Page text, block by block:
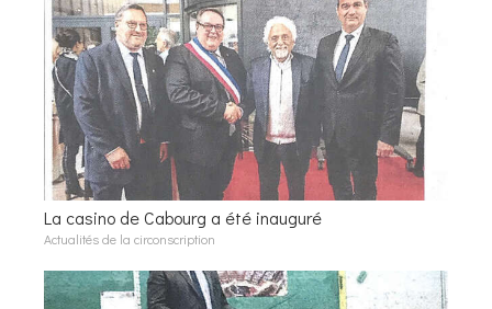
La casino de Cabourg a été inauguré
Actualités de la circonscription